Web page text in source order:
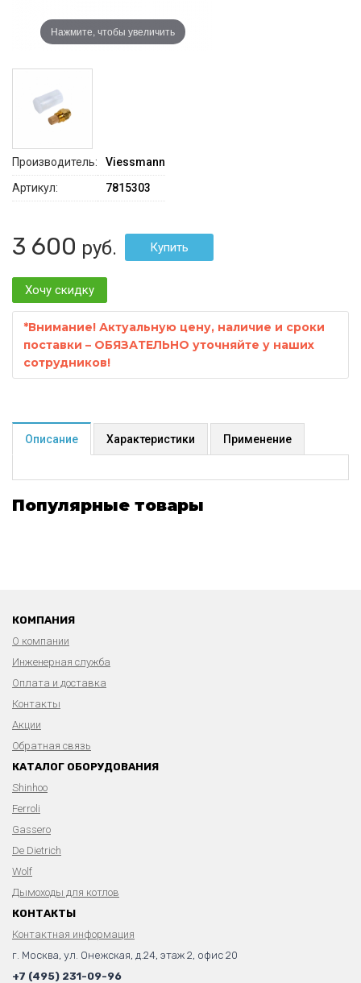
Нажмите, чтобы увеличить
Производитель:
Viessmann
Артикул:
7815303
3 600 руб.
Хочу скидку
*Внимание! Актуальную цену, наличие и сроки
поставки – ОБЯЗАТЕЛЬНО уточняйте у наших
сотрудников!
Описание Характеристики Применение
Популярные товары
КОМПАНИЯ
О компании
Инженерная служба
Оплата и доставка
Контакты
Акции
Обратная связь
КАТАЛОГ ОБОРУДОВАНИЯ
Shinhoo
Ferroli
Gassero
De Dietrich
Wolf
Дымоходы для котлов
КОНТАКТЫ
Контактная информация
г. Москва, ул. Онежская, д.24, этаж 2, офис 20
+7 (495) 231-09-96